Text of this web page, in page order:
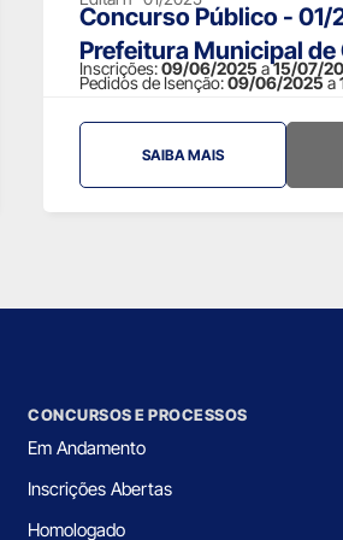
Concurso Público - 01/
Prefeitura Municipal de
Inscrições:09/06/2025 a15/07/
Pedidos de Isenção:09/06/2025 a
SAIBA MAIS
CONCURSOS E PROCESSOS
Em Andamento
Inscrições Abertas
Homologado